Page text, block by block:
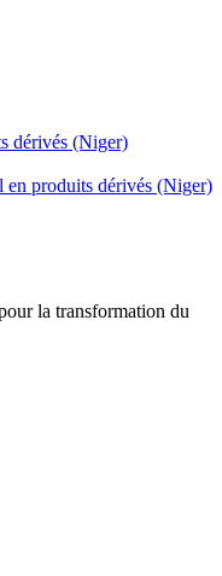
produits dérivés (Niger)
la transformation du